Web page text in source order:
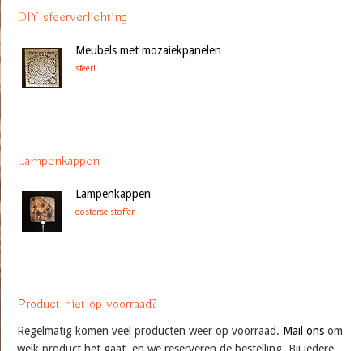
DIY sfeerverlichting
Meubels met mozaiekpanelen
sfeer!
Lampenkappen
Lampenkappen
oosterse stoffen
Product niet op voorraad?
Regelmatig komen veel producten weer op voorraad. Mail ons om